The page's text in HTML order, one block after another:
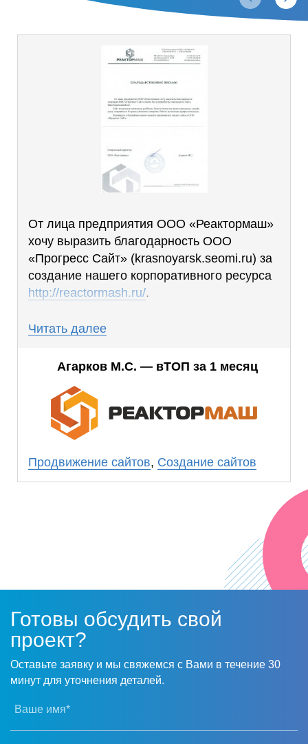
От лица предприятия ООО «Реактормаш»
хочу выразить благодарность ООО
«Прогресс Сайт» (krasnoyarsk.seomi.ru) за
создание нашего корпоративного ресурса
http://reactormash.ru/.
Проект получился понятным и удобным,
были учтены все наши пожелания, дизайн
уложились вовремя. Работа выполнена
профессионально.
Планируем в ближайшее время заказать в
ООО «Прогресс Сайт» услуги по
продвижению.
Читать далее
Агарков М.С. — вТОП за 1 месяц
Продвижение сайтов, Создание сайтов
Готовы обсудить свой
проект?
Оставьте заявку и мы свяжемся с Вами в течение 30
минут для уточнения деталей.
Ваше имя*